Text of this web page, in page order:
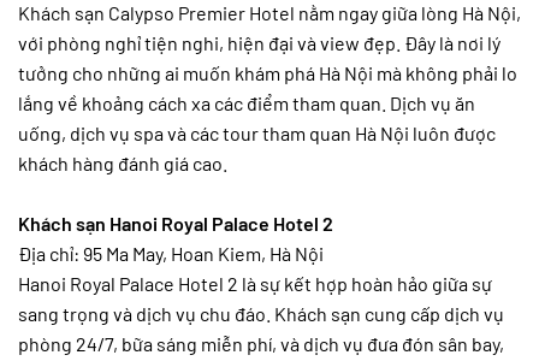
Khách sạn Calypso Premier Hotel nằm ngay giữa lòng Hà Nội,
với phòng nghỉ tiện nghi, hiện đại và view đẹp. Đây là nơi lý
tưởng cho những ai muốn khám phá Hà Nội mà không phải lo
lắng về khoảng cách xa các điểm tham quan. Dịch vụ ăn
uống, dịch vụ spa và các tour tham quan Hà Nội luôn được
khách hàng đánh giá cao.
Khách sạn Hanoi Royal Palace Hotel 2
Địa chỉ: 95 Ma May, Hoan Kiem, Hà Nội
Hanoi Royal Palace Hotel 2 là sự kết hợp hoàn hảo giữa sự
sang trọng và dịch vụ chu đáo. Khách sạn cung cấp dịch vụ
phòng 24/7, bữa sáng miễn phí, và dịch vụ đưa đón sân bay,